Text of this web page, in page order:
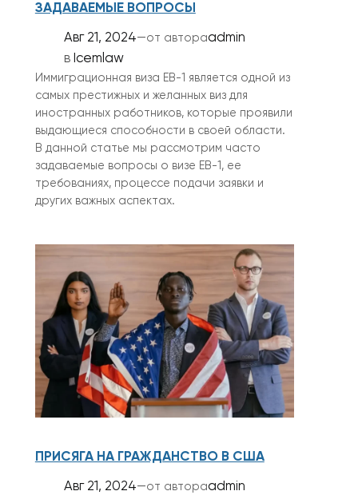
ЗАДАВАЕМЫЕ ВОПРОСЫ
Авг 21, 2024—от автораadmin
в Icemlaw
Иммиграционная виза EB-1 является одной из
самых престижных и желанных виз для
иностранных работников, которые проявили
выдающиеся способности в своей области.
В данной статье мы рассмотрим часто
задаваемые вопросы о визе EB-1, ее
требованиях, процессе подачи заявки и
других важных аспектах.
ПРИСЯГА НА ГРАЖДАНСТВО В США
Авг 21, 2024—от автораadmin